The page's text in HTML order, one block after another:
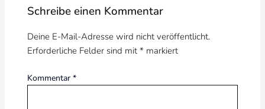
Schreibe einen Kommentar
Deine E-Mail-Adresse wird nicht veröffentlicht.
Erforderliche Felder sind mit * markiert
Kommentar *